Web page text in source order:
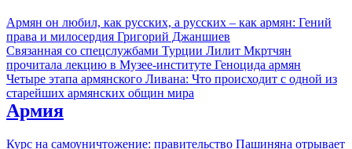
Армян он любил, как русских, а русских – как армян: Гений
права и милосердия Григорий Джаншиев
Связанная со спецслужбами Турции Лилит Мкртчян
прочитала лекцию в Музее-институте Геноцида армян
Четыре этапа армянского Ливана: Что происходит с одной из
старейших армянских общин мира
Армия
Курс на самоуничтожение: правительство Пашиняна отрывает